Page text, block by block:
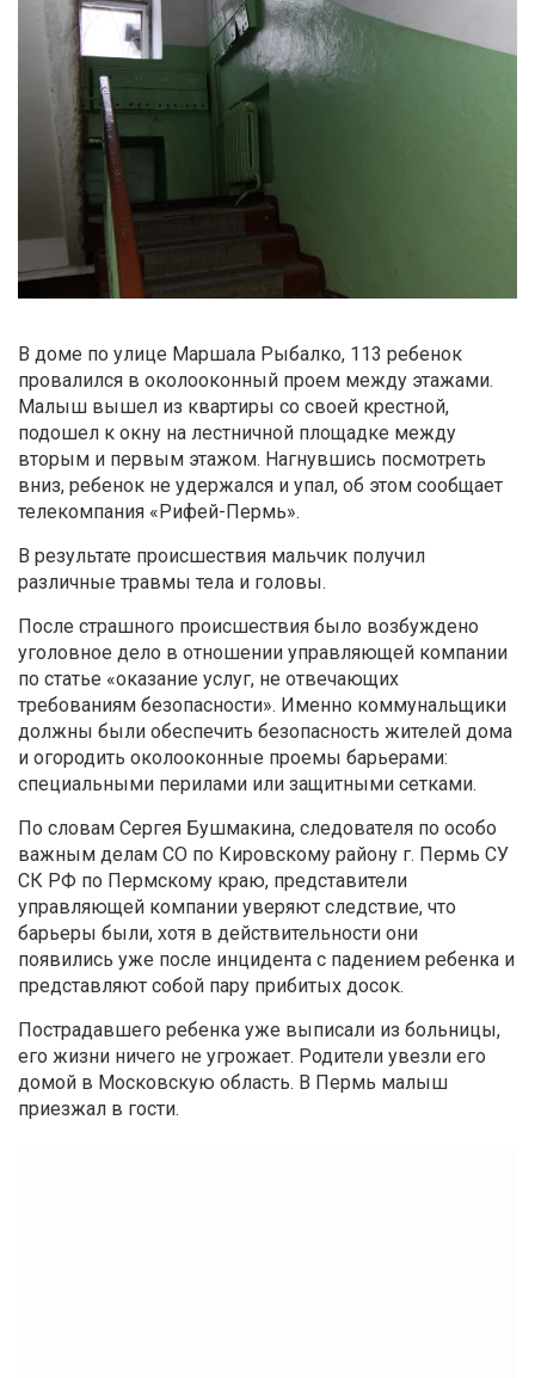
В доме по улице Маршала Рыбалко, 113 ребенок
провалился в околооконный проем между этажами.
Малыш вышел из квартиры со своей крестной,
подошел к окну на лестничной площадке между
вторым и первым этажом. Нагнувшись посмотреть
вниз, ребенок не удержался и упал, об этом сообщает
телекомпания «Рифей-Пермь».
В результате происшествия мальчик получил
различные травмы тела и головы.
После страшного происшествия было возбуждено
уголовное дело в отношении управляющей компании
по статье «оказание услуг, не отвечающих
требованиям безопасности». Именно коммунальщики
должны были обеспечить безопасность жителей дома
и огородить околооконные проемы барьерами:
специальными перилами или защитными сетками.
По словам Сергея Бушмакина, следователя по особо
важным делам СО по Кировскому району г. Пермь СУ
СК РФ по Пермскому краю, представители
управляющей компании уверяют следствие, что
барьеры были, хотя в действительности они
появились уже после инцидента с падением ребенка и
представляют собой пару прибитых досок.
Пострадавшего ребенка уже выписали из больницы,
его жизни ничего не угрожает. Родители увезли его
домой в Московскую область. В Пермь малыш
приезжал в гости.